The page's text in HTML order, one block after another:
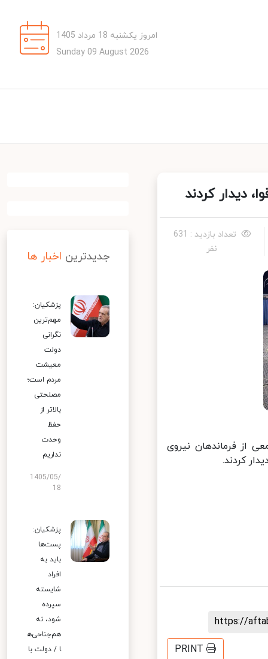
امروز یکشنبه 18 مرداد 1405
Sunday 09 August 2026
دیدار کردند
تعداد بازدید : 631
نفر
همافران با امام خمینی(ره) در ۱۹ بهمن ۱۳۵۷، جمعی از فرماندهان نیروی
کردند.
https://
PRINT
جدیدترین اخبار ها
پزشکیان:
مهم‌ترین
نگرانی
دولت
معیشت
مردم است؛
مصلحتی
بالاتر از
حفظ
وحدت
نداریم
1405/05/
18
پزشکیان:
پست‌ها
باید به
افراد
شایسته
سپرده
شود، نه
هم‌جناحی‌ه
ا / دولت با